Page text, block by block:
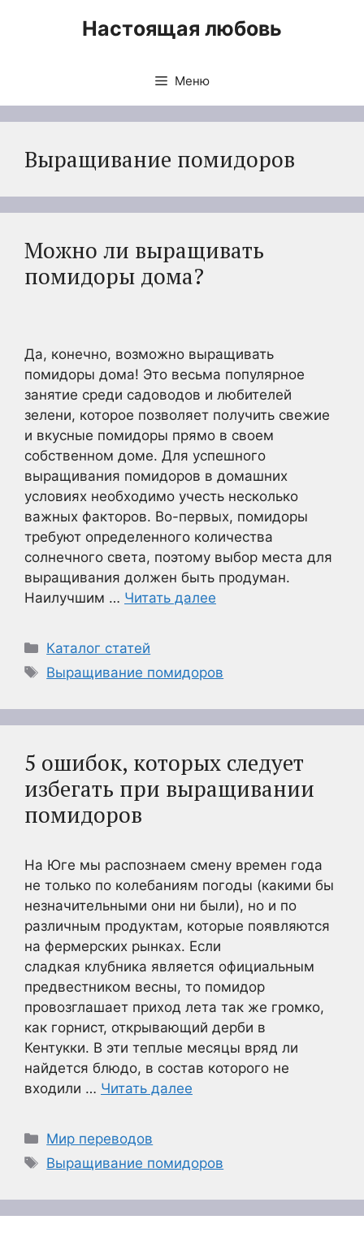
Настоящая любовь
Меню
Выращивание помидоров
Можно ли выращивать
помидоры дома?
Да, конечно, возможно выращивать
помидоры дома! Это весьма популярное
занятие среди садоводов и любителей
зелени, которое позволяет получить свежие
и вкусные помидоры прямо в своем
собственном доме. Для успешного
выращивания помидоров в домашних
условиях необходимо учесть несколько
важных факторов. Во-первых, помидоры
требуют определенного количества
солнечного света, поэтому выбор места для
выращивания должен быть продуман.
Наилучшим … Читать далее
Рубрики
Каталог статей
Метки
Выращивание помидоров
5 ошибок, которых следует
избегать при выращивании
помидоров
На Юге мы распознаем смену времен года
не только по колебаниям погоды (какими бы
незначительными они ни были), но и по
различным продуктам, которые появляются
на фермерских рынках. Если
сладкая клубника является официальным
предвестником весны, то помидор
провозглашает приход лета так же громко,
как горнист, открывающий дерби в
Кентукки. В эти теплые месяцы вряд ли
найдется блюдо, в состав которого не
входили … Читать далее
Рубрики
Мир переводов
Метки
Выращивание помидоров